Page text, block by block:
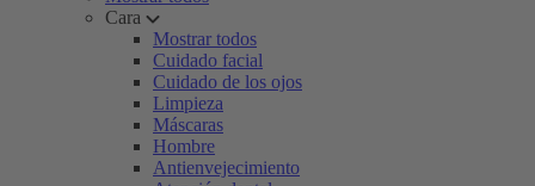
Cara
Mostrar todos
Cuidado facial
Cuidado de los ojos
Limpieza
Máscaras
Hombre
Antienvejecimiento